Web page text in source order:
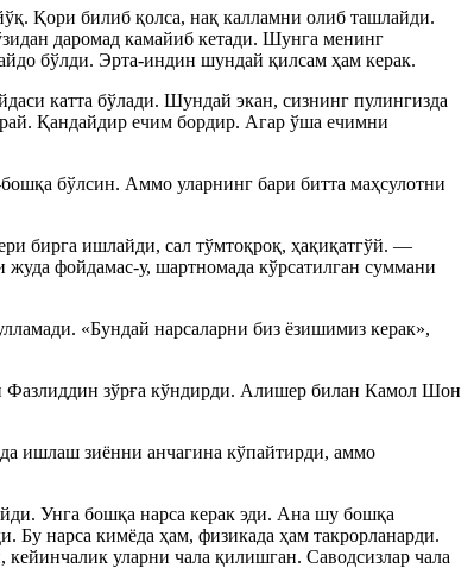
Қори билиб қолса, нақ калламни олиб ташлайди.
даромад камайиб кетади. Шунга менинг
бўлди. Эрта-индин шундай қилсам ҳам керак.
катта бўлади. Шундай экан, сизнинг пулингизда
Қандайдир ечим бордир. Агар ўша ечимни
бўлсин. Аммо уларнинг бари битта маҳсулотни
бирга ишлайди, сал тўмтоқроқ, ҳақиқатгўй. —
фойдамас-у, шартномада кўрсатилган суммани
«Бундай нарсаларни биз ёзишимиз керак»,
Фазлиддин зўрға кўндирди. Алишер билан Камол Шон
ишлаш зиённи анчагина кўпайтирди, аммо
Унга бошқа нарса керак эди. Ана шу бошқа
Бу нарса кимёда ҳам, физикада ҳам такрорланарди.
уларни чала қилишган. Саводсизлар чала